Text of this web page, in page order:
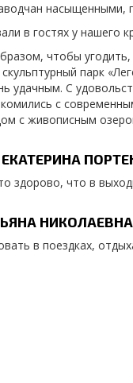
насыщенными,
в гостях у нашего
чтобы
парк
удачным. С
с
с живописным
ЕКАТЕРИНА
здорово, что в
в поездках,